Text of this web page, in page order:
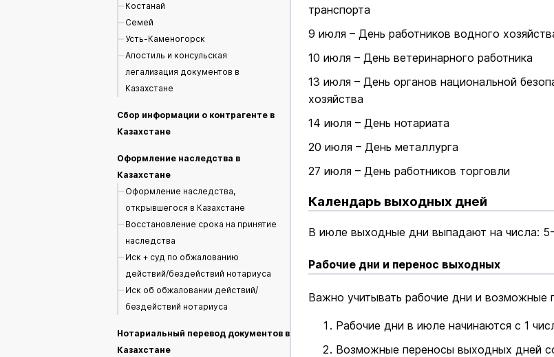
Костанай
Семей
Усть-Каменогорск
Апостиль и консульская
легализация документов в
Казахстане
Сбор информации о контрагенте в
Казахстане
Оформление наследства в
Казахстане
Оформление наследства,
открывшегося в Казахстане
Восстановление срока на принятие
наследства
Иск + суд по обжалованию
действий/бездействий нотариуса
Иск об обжаловании действий/
бездействий нотариуса
Нотариальный перевод документов в
Казахстане
транспорта
9 июля – День работников водного
10 июля – День ветеринарного работника
13 июля – День органов национальной
хозяйства
14 июля – День нотариата
20 июля – День металлурга
27 июля – День работников торговли
Календарь выходных дней
В июле выходные дни выпадают на числа: 5-
Рабочие дни и перенос выходных
Важно учитывать рабочие дни и возможные
Рабочие дни в июле начинаются с 1
Возможные переносы выходных дней